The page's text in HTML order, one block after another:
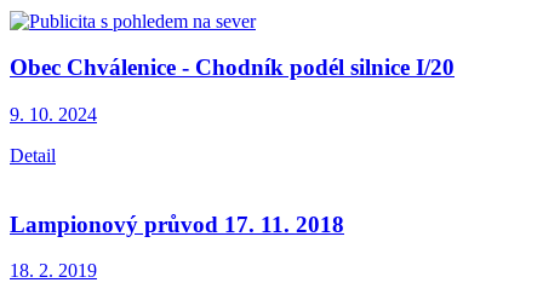
Obec Chválenice - Chodník podél silnice I/20
9. 10. 2024
Detail
Lampionový průvod 17. 11. 2018
18. 2. 2019